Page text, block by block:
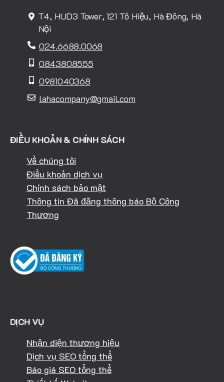
T4, HUD3 Tower, 121 Tô Hiệu, Hà Đông, Hà
Nội
024.6688.0068
0843808555
0981040368
lahacompany@gmail.com
ĐIỀU KHOẢN & CHÍNH SÁCH
Về chúng tôi
Điều khoản dịch vụ
Chính sách bảo mật
Thông tin Đã đăng thông báo Bộ Công
Thương
DỊCH VỤ
Nhận diện thương hiệu
Dịch vụ SEO tổng thể
Báo giá SEO tổng thể